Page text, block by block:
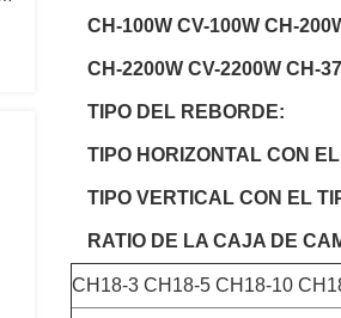
CH-100W CV-100W CH-
CH-2200W CV-2200W CH-
TIPO DEL REBORDE:
TIPO HORIZONTAL CON
TIPO VERTICAL CON EL
RATIO DE LA CAJA DE
CH18-3 CH18-5 CH18-10